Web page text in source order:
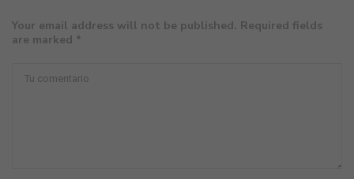
Your email address will not be published. Required fields
are marked *